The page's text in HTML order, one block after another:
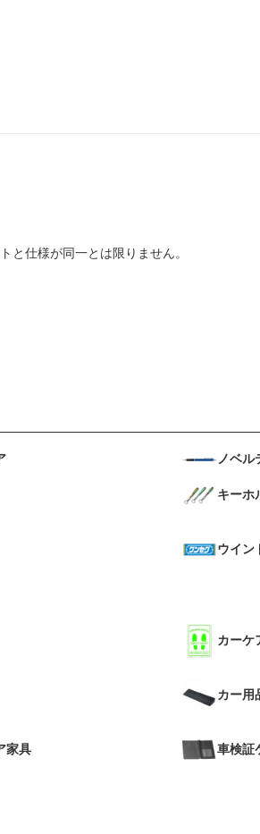
仕様が同一とは限りません。
ノベル
キーホ
ウイン
家具
カーケ
カー用
車検証